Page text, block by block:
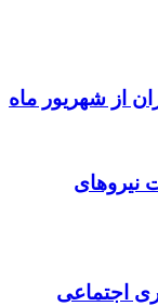
از شهریور ماه
نیروهای
اجتماعی